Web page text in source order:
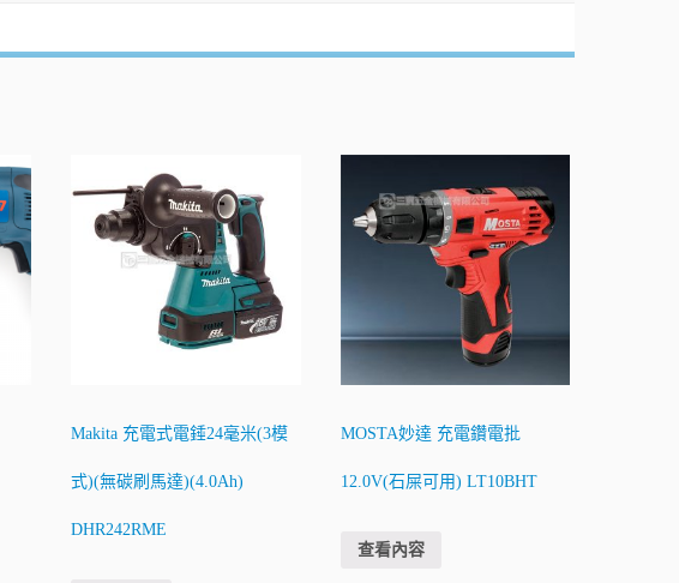
Makita 充電式電錘24毫米(3模
式)(無碳刷馬達)(4.0Ah)
DHR242RME
MOSTA妙達 充電鑽電批
12.0V(石屎可用) LT10BHT
查看內容